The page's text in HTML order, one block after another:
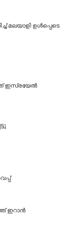
മലയാളി ഉൾപ്പെടെ
ഇസ്രയേല്‍
ഇറാൻ